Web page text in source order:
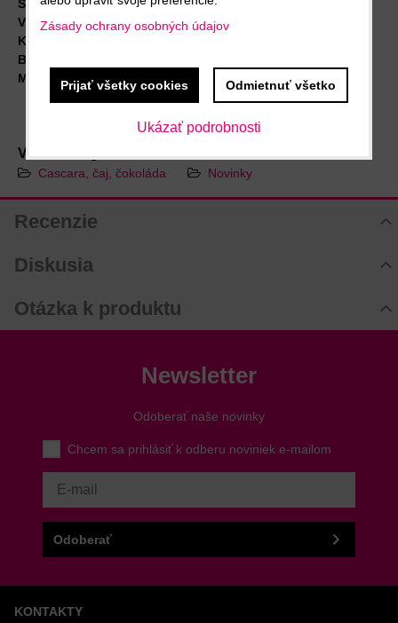
Skladovanie:na chladnom (8-25 °C) a suchom mieste
Výrobca:Market Grounds GmbH Co. KG, Nemecko
Krajina pôvodu:
Balenie:
Minimálna trvanlivosť do: 05. 05. 2027
Viac z kategórie
Cascara, čaj, čokoláda Novinky
Recenzie
Diskusia
Zatiaľ nie sú žiadne komentáre! Buďte prvý!
Otázka k produktu
Newsletter
Odoberať naše novinky
Chcem sa prihlásiť k odberu noviniek e-mailom
Odoberať
KONTAKTY
Zásady ochrany osobných údajov
Ukázať podrobnosti
Prijať všetky cookies Odmietnuť všetko